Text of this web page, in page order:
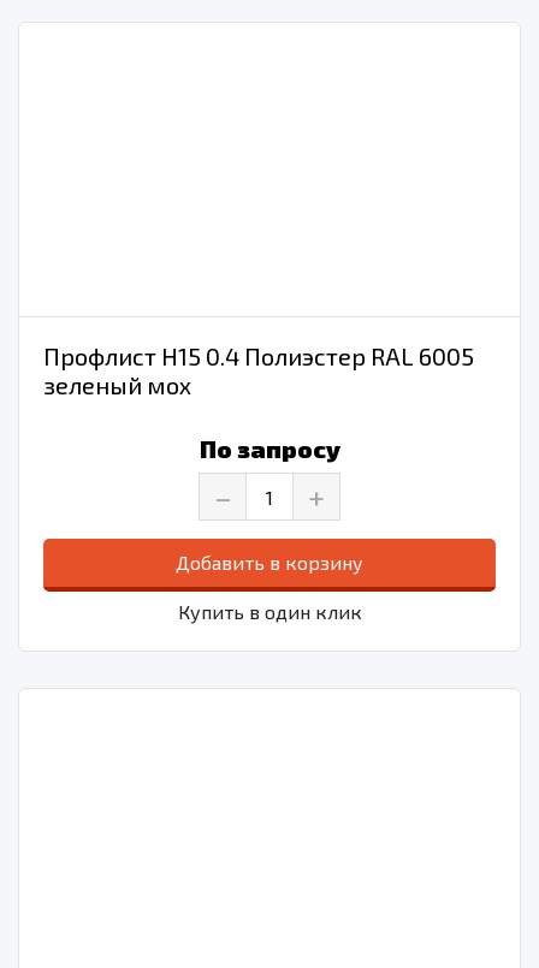
Профлист Н15 0.4 Полиэстер RAL 6005
зеленый мох
По запросу
– +
Добавить в корзину
Купить в один клик